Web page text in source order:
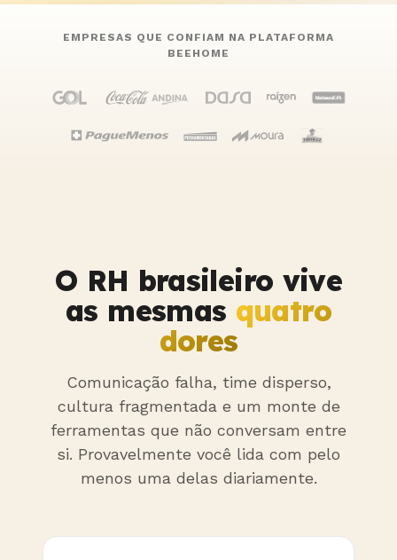
EMPRESAS QUE CONFIAM NA PLATAFORMA
BEEHOME
O RH brasileiro vive
as mesmas quatro
dores
Comunicação falha, time disperso,
cultura fragmentada e um monte de
ferramentas que não conversam entre
si. Provavelmente você lida com pelo
menos uma delas diariamente.